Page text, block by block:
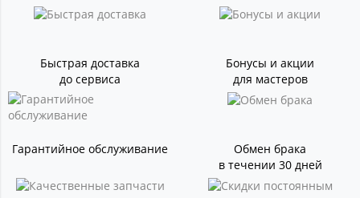
Быстрая доставка
до сервиса
Бонусы и акции
для мастеров
Гарантийное обслуживание
Обмен брака
в течении 30 дней